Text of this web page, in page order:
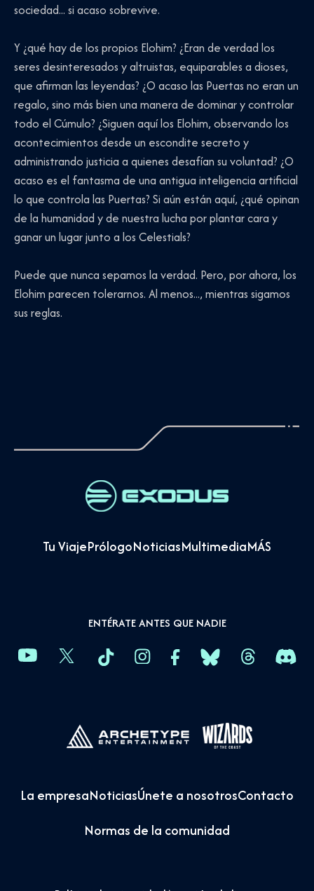
sociedad... si acaso sobrevive.
Y ¿qué hay de los propios Elohim? ¿Eran de verdad los
seres desinteresados y altruistas, equiparables a dioses,
que afirman las leyendas? ¿O acaso las Puertas no eran un
regalo, sino más bien una manera de dominar y controlar
todo el Cúmulo? ¿Siguen aquí los Elohim, observando los
acontecimientos desde un escondite secreto y
administrando justicia a quienes desafían su voluntad? ¿O
acaso es el fantasma de una antigua inteligencia artificial
lo que controla las Puertas? Si aún están aquí, ¿qué opinan
de la humanidad y de nuestra lucha por plantar cara y
ganar un lugar junto a los Celestials?
Puede que nunca sepamos la verdad. Pero, por ahora, los
Elohim parecen tolerarnos. Al menos..., mientras sigamos
sus reglas.
Tu ViajePrólogoNoticiasMultimediaMÁS
ENTÉRATE ANTES QUE NADIE
La empresaNoticiasÚnete a nosotrosContacto
Normas de la comunidad